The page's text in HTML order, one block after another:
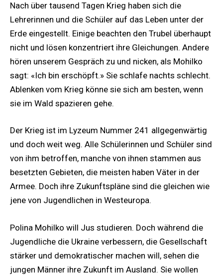
Nach über tausend Tagen Krieg haben sich die
Lehrerinnen und die Schüler auf das Leben unter der
Erde eingestellt. Einige beachten den Trubel überhaupt
nicht und lösen konzentriert ihre Gleichungen. Andere
hören unserem Gespräch zu und nicken, als Mohilko
sagt: «Ich bin erschöpft.» Sie schlafe nachts schlecht.
Ablenken vom Krieg könne sie sich am besten, wenn
sie im Wald spazieren gehe.
Der Krieg ist im Lyzeum Nummer 241 allgegenwärtig
und doch weit weg. Alle Schülerinnen und Schüler sind
von ihm betroffen, manche von ihnen stammen aus
besetzten Gebieten, die meisten haben Väter in der
Armee. Doch ihre Zukunftspläne sind die gleichen wie
jene von Jugendlichen in Westeuropa.
Polina Mohilko will Jus studieren. Doch während die
Jugendliche die Ukraine verbessern, die Gesellschaft
stärker und demokratischer machen will, sehen die
jungen Männer ihre Zukunft im Ausland. Sie wollen